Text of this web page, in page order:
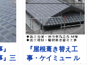
』三
『屋根葺き替え工
事・ケイミュー ル